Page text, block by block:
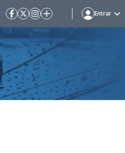
Entrar